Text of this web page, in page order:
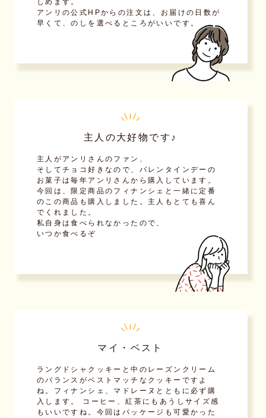
しめます。
アンリの公式HPからの注文は、お届けの日数が
早くて、のしを選べるところがいいです。
主人の大好物です♪
主人がアンリさんのファン、
そしてチョコ好きなので、バレンタインデーの
お菓子は毎年アンリさんから購入しています。
今回は、限定商品のフィナンシェと一緒に定番
のこの商品も購入しました。主人もとても喜ん
でくれました。
私自身は食べられなかったので、
いつか食べるぞ
マイ・ベスト
ラングドシャクッキーと中のレーズンクリーム
のバランスがベストマッチなクッキーですよ
ね。フィナンシェ、マドレーヌとともに必ず購
入します。 コーヒー、紅茶にもあうしサイズ感
もいいですね。今回はパッケージも可愛かった